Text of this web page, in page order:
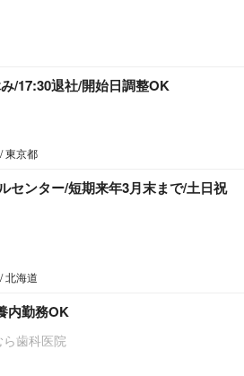
/17:30退社/開始日調整OK
東京都
センター/短期来年3月末まで/土日祝
北海道
内勤務OK
歯科医院